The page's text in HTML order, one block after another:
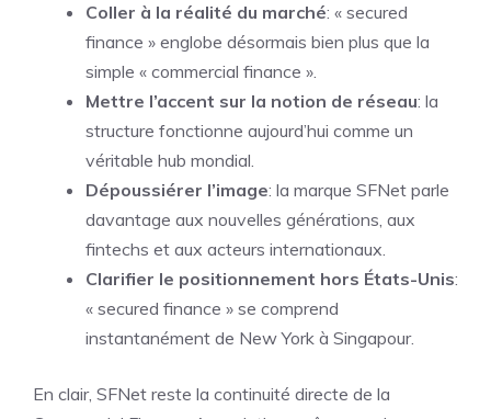
Coller à la réalité du marché: « secured
finance » englobe désormais bien plus que la
simple « commercial finance ».
Mettre l’accent sur la notion de réseau: la
structure fonctionne aujourd’hui comme un
véritable hub mondial.
Dépoussiérer l’image: la marque SFNet parle
davantage aux nouvelles générations, aux
fintechs et aux acteurs internationaux.
Clarifier le positionnement hors États-Unis:
« secured finance » se comprend
instantanément de New York à Singapour.
En clair, SFNet reste la continuité directe de la